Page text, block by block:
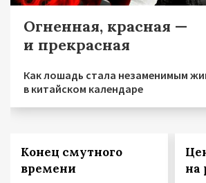
Огненная, красная —
и прекрасная
Как лошадь стала незаменимым
в китайском календаре
Конец смутного
времени
на